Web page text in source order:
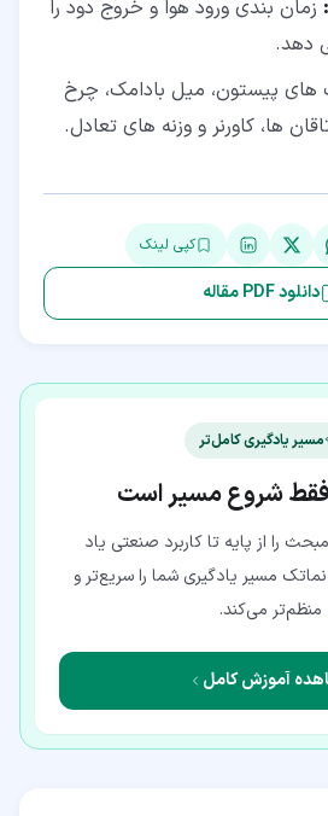
: زمان بندی ورود هوا و خروج دود را
دهد.
های پیستون، میل بادامک، چرخ
ها، کاورنر و وزنه های تعادل.
کپی لینک
دانلود PDF مقاله
مسیر یادگیری کامل‌تر
فقط شروع مسیر است
را از پایه تا کاربرد صنعتی یاد
مسیر یادگیری شما را سریع‌تر و
منظم‌تر می‌کند.
آموزش کامل